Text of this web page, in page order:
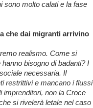
sono molto calati e la fase
che dai migranti arrivino
realismo. Come si
bisogno di badanti? I
necessaria. Il
restrittivi e mancano i flussi
imprenditori, non la Croce
si rivelerà letale nel caso